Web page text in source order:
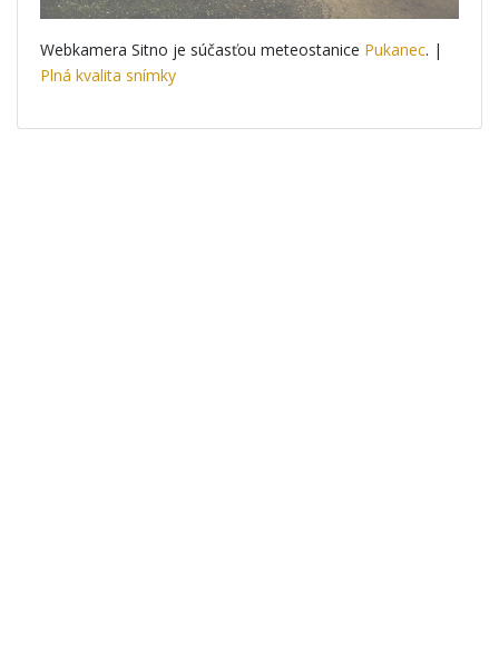
Webkamera Sitno je súčasťou meteostanice Pukanec. |
Plná kvalita snímky